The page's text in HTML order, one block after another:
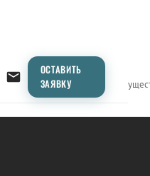
ОСТАВИТЬ
ЗАЯВКУ
ТипоразмерыСравнение